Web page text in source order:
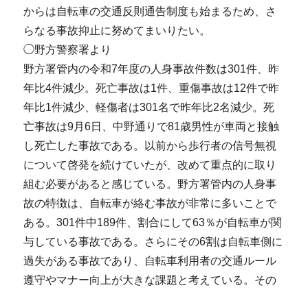
からは自転車の交通反則通告制度も始まるため、さ
らなる事故抑止に努めてまいりたい。
◯野方警察署より
野方署管内の令和7年度の人身事故件数は301件、昨
年比4件減少。死亡事故は1件、重傷事故は12件で昨
年比1件減少、軽傷者は301名で昨年比2名減少。死
亡事故は9月6日、中野通りで81歳男性が車両と接触
し死亡した事故である。以前から歩行者の信号無視
について啓発を続けていたが、改めて重点的に取り
組む必要があると感じている。野方署管内の人身事
故の特徴は、自転車が絡む事故が非常に多いことで
ある。301件中189件、割合にして63％が自転車が関
与している事故である。さらにその6割は自転車側に
過失がある事故であり、自転車利用者の交通ルール
遵守やマナー向上が大きな課題と考えている。その